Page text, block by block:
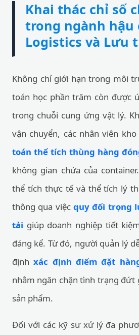
Khai thác chỉ số
trong ngành hậu
Logistics và Lưu
Không chỉ giới hạn trong môi
toán học phần trăm còn được
trong chuỗi cung ứng vật lý.
vận chuyển, các nhân viên
toán thể tích thùng hàng
không gian chứa của
thể tích thực tế và thể tích lý
thông qua việc quy đổi trọng
tải giúp doanh nghiệp tiết
đáng kể. Từ đó, người quản lý
địnhxác định điểm đặt
nhằm ngăn chặn tình trạng đứt
sản phẩm.
Đối với các kỹ sư xử lý đa